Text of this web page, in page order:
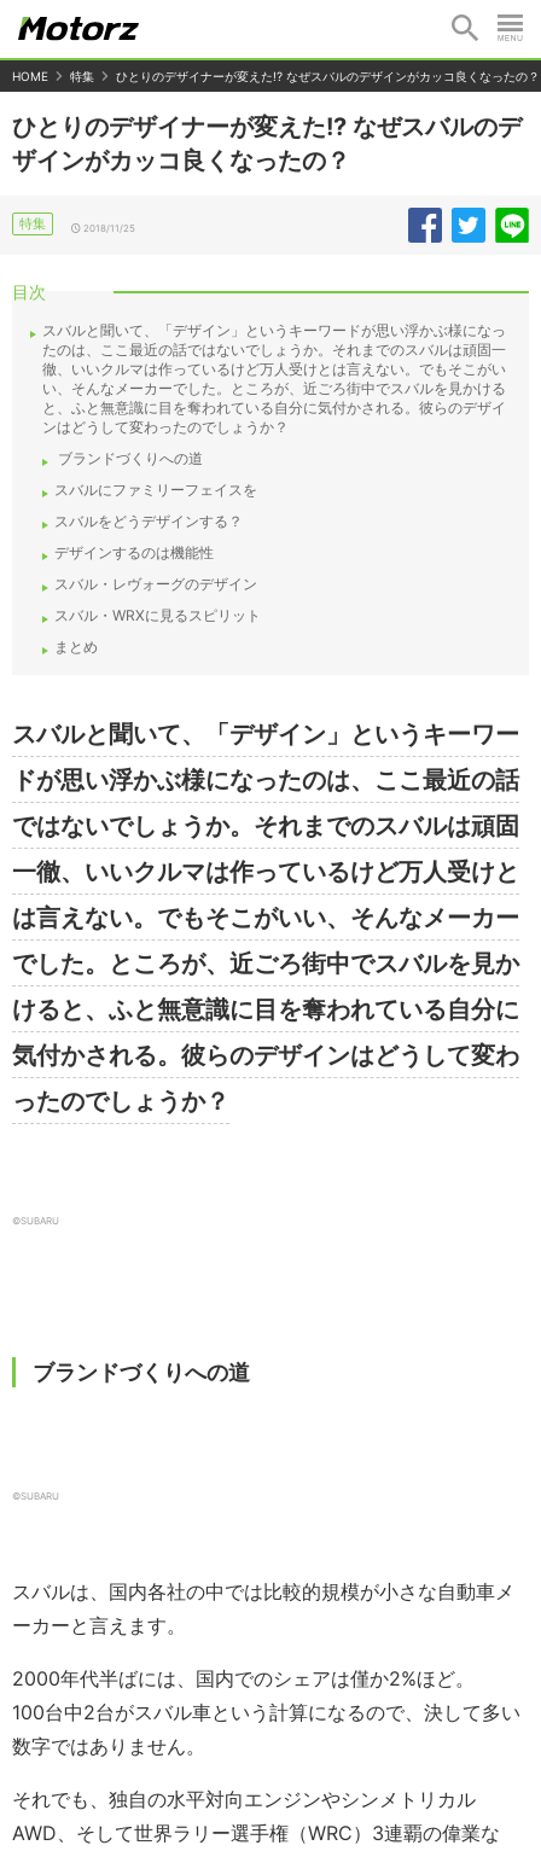
HOME 特集 ひとりのデザイナーが変えた!? なぜスバルのデザインがカッコ良くなったの？
ひとりのデザイナーが変えた!? なぜスバルのデ
ザインがカッコ良くなったの？
特集 2018/11/25
目次
スバルと聞いて、「デザイン」というキーワードが思い浮かぶ様になっ
たのは、ここ最近の話ではないでしょうか。それまでのスバルは頑固一
徹、いいクルマは作っているけど万人受けとは言えない。でもそこがい
い、そんなメーカーでした。ところが、近ごろ街中でスバルを見かける
と、ふと無意識に目を奪われている自分に気付かされる。彼らのデザイ
ンはどうして変わったのでしょうか？
ブランドづくりへの道
スバルにファミリーフェイスを
スバルをどうデザインする？
デザインするのは機能性
スバル・レヴォーグのデザイン
スバル・WRXに見るスピリット
まとめ
スバルと聞いて、「デザイン」というキーワー
ドが思い浮かぶ様になったのは、ここ最近の話
ではないでしょうか。それまでのスバルは頑固
一徹、いいクルマは作っているけど万人受けと
は言えない。でもそこがいい、そんなメーカー
でした。ところが、近ごろ街中でスバルを見か
けると、ふと無意識に目を奪われている自分に
気付かされる。彼らのデザインはどうして変わ
ったのでしょうか？
©SUBARU
ブランドづくりへの道
©SUBARU
スバルは、国内各社の中では比較的規模が小さな自動車メ
ーカーと言えます。
2000年代半ばには、国内でのシェアは僅か2%ほど。
100台中2台がスバル車という計算になるので、決して多い
数字ではありません。
それでも、独自の水平対向エンジンやシンメトリカル
AWD、そして世界ラリー選手権（WRC）3連覇の偉業な